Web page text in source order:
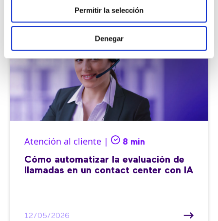
Permitir la selección
Denegar
Atención al cliente | 8 min
Cómo automatizar la evaluación de
llamadas en un contact center con IA
12/05/2026